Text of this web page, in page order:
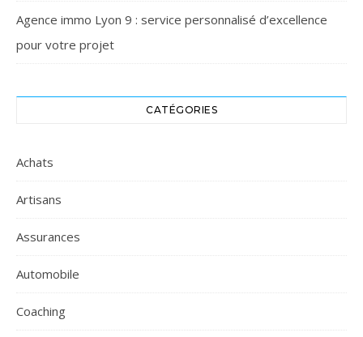
Agence immo Lyon 9 : service personnalisé d’excellence
pour votre projet
CATÉGORIES
Achats
Artisans
Assurances
Automobile
Coaching